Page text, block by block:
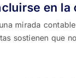
en la
mirada
sostienen que